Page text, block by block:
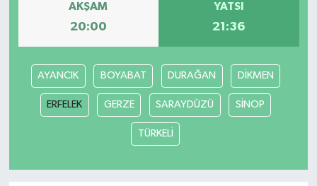
AKŞAM
20:00
YATSI
21:36
AYANCIK BOYABAT DURAĞAN DİKMEN
ERFELEK GERZE SARAYDÜZÜ SİNOP
TÜRKELİ